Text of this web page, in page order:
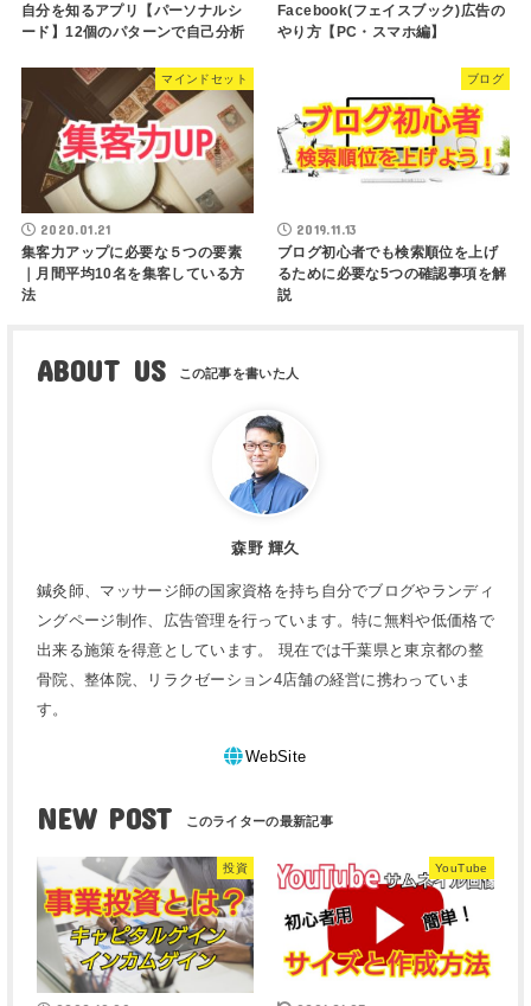
自分を知るアプリ【パーソナルシ
ード】12個のパターンで自己分析
Facebook(フェイスブック)広告の
やり方【PC・スマホ編】
マインドセット
2020.01.21
集客力アップに必要な５つの要素
｜月間平均10名を集客している方
法
ブログ
2019.11.13
ブログ初心者でも検索順位を上げ
るために必要な5つの確認事項を解
説
ABOUT US
森野 輝久
鍼灸師、マッサージ師の国家資格を持ち自分でブログやランディ
ングページ制作、広告管理を行っています。特に無料や低価格で
出来る施策を得意としています。 現在では千葉県と東京都の整
骨院、整体院、リラクゼーション4店舗の経営に携わっていま
す。
WebSite
NEW POST
投資 YouTube